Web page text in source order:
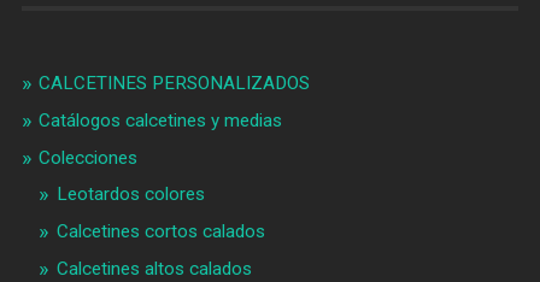
CALCETINES PERSONALIZADOS
Catálogos calcetines y medias
Colecciones
Leotardos colores
Calcetines cortos calados
Calcetines altos calados